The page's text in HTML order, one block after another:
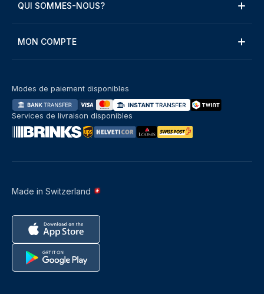
QUI SOMMES-NOUS?
MON COMPTE
Made in Switzerland
Modes de paiement disponibles
Services de livraison disponibles